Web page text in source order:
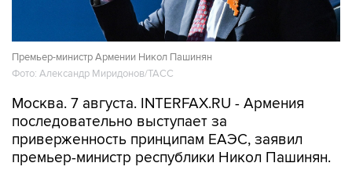
Премьер-министр Армении Никол Пашинян
Фото: Александр Миридонов/ТАСС
Москва. 7 августа. INTERFAX.RU - Армения
последовательно выступает за
приверженность принципам ЕАЭС, заявил
премьер-министр республики Никол Пашинян.